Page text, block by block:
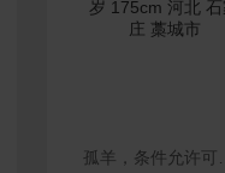
联系Ta